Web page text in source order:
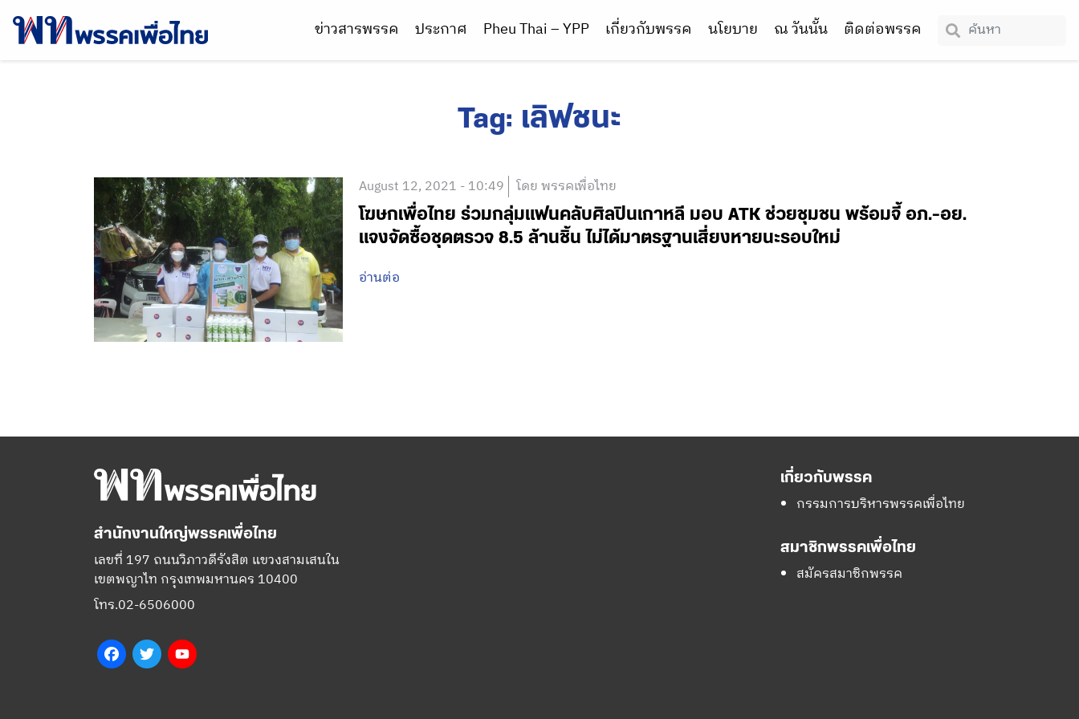
ข่าวสารพรรค ประกาศ Pheu Thai – YPP เกี่ยวกับพรรค นโยบาย ณ วันนั้น ติดต่อพรรค
Tag: เลิฟชนะ
August 12, 2021 - 10:49 โดย พรรคเพื่อไทย
โฆษกเพื่อไทย ร่วมกลุ่มแฟนคลับศิลปินเกาหลี มอบ ATK ช่วยชุมชน พร้อมจี้ อภ.-อย.
แจงจัดซื้อชุดตรวจ 8.5 ล้านชิ้น ไม่ได้มาตรฐานเสี่ยงหายนะรอบใหม่
อ่านต่อ
สำนักงานใหญ่พรรคเพื่อไทย
เลขที่ 197 ถนนวิภาวดีรังสิต แขวงสามเสนใน
เขตพญาไท กรุงเทพมหานคร 10400
โทร.02-6506000
FacebookTwitter
เกี่ยวกับพรรค
กรรมการบริหารพรรคเพื่อไทย
สมาชิกพรรคเพื่อไทย
สมัครสมาชิกพรรค